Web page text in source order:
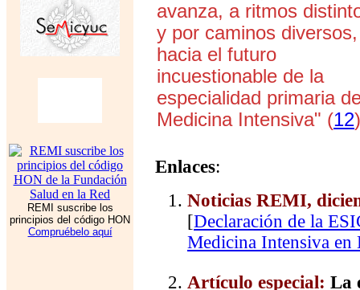
REMI suscribe los
principios del código HON
Compruébelo aquí
avanza, a ritmos
y por caminos diversos,
hacia el futuro
incuestionable de la
especialidad primaria
Medicina Intensiva" (12)
Enlaces:
Noticias REMI,
[Declaración de la
Medicina Intensiva en
Artículo especial: La